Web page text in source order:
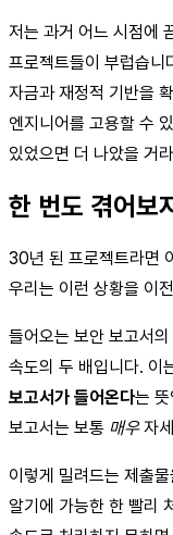
저는 과거 어느 시점에
프로젝트들이 부럽습니
자금과 재정적 기반을
엔지니어를 고용할 수
있었으면 더 나았을 거
한 번도 겪어보
30년 된 프로젝트라면
우리는 이런 상황을 이
들어오는 보안 보고서
속도의 두 배입니다. 이
보고서가 들어온다는
보고서는 보통 매우자
이렇게 밀려드는 제출
알기에 가능한 한 빨리